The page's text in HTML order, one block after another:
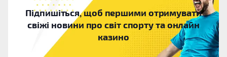
Підпишіться, щоб першими отримувати
свіжі новини про світ спорту та онлайн
казино